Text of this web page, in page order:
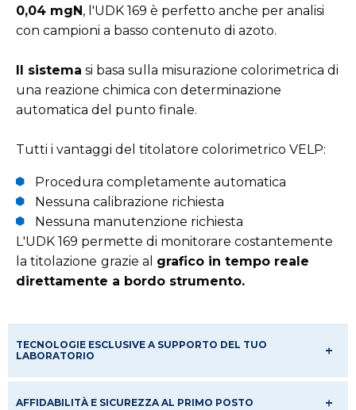
0,04 mgN , l'UDK 169 è perfetto anche per analisi
con campioni a basso contenuto di azoto.
Il sistema si basa sulla misurazione colorimetrica di
una reazione chimica con determinazione
automatica del punto finale.
Tutti i vantaggi del titolatore colorimetrico VELP:
Procedura completamente automatica
Nessuna calibrazione richiesta
Nessuna manutenzione richiesta
L'UDK 169 permette di monitorare costantemente
la titolazione grazie al grafico in tempo reale
direttamente a bordo strumento.
TECNOLOGIE ESCLUSIVE A SUPPORTO DEL TUO
LABORATORIO
AFFIDABILITÀ E SICUREZZA AL PRIMO POSTO